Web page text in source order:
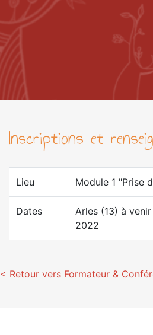
Inscriptions et
Lieu Module 1 "Prise
Dates Arles (13) à
2022
< Retour vers Formateur &